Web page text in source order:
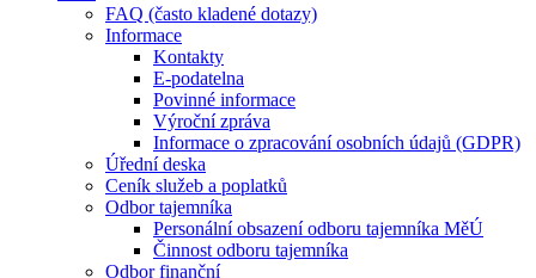
FAQ (často kladené dotazy)
Informace
Kontakty
E-podatelna
Povinné informace
Výroční zpráva
Informace o zpracování osobních údajů (GDPR)
Úřední deska
Ceník služeb a poplatků
Odbor tajemníka
Personální obsazení odboru tajemníka MěÚ
Činnost odboru tajemníka
Odbor finanční